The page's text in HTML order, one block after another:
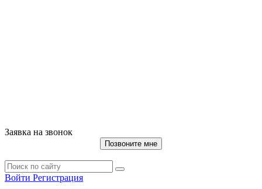
Заявка на звонок
Позвоните мне
Войти Регистрация